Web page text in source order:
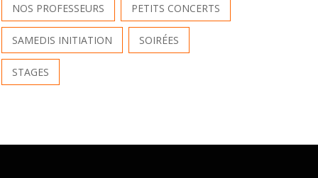
NOS PROFESSEURS PETITS CONCERTS
SAMEDIS INITIATION SOIRÉES
STAGES